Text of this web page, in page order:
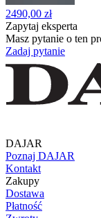
2490,00 zł
Zapytaj eksperta
Masz pytanie o ten
Zadaj pytanie
DAJAR
Poznaj DAJAR
Kontakt
Zakupy
Dostawa
Płatność